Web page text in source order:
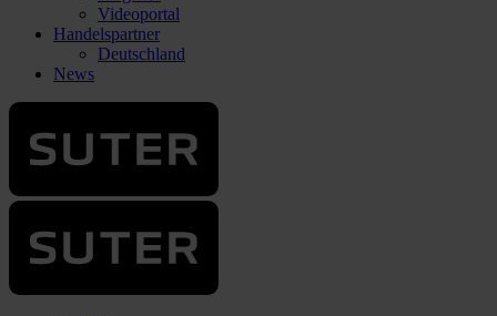
Videoportal
Handelspartner
Deutschland
News